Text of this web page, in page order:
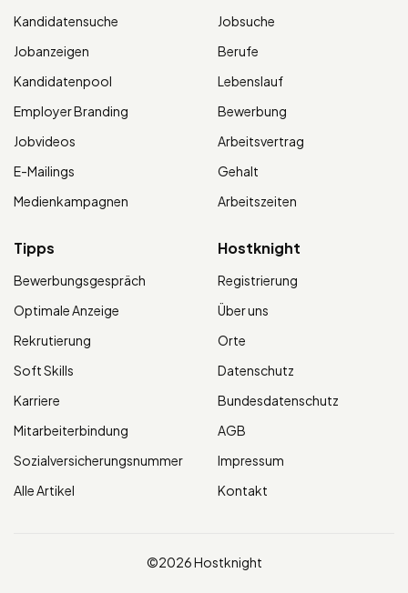
Kandidatensuche
Jobanzeigen
Kandidatenpool
Employer Branding
Jobvideos
E-Mailings
Medienkampagnen
Jobsuche
Berufe
Lebenslauf
Bewerbung
Arbeitsvertrag
Gehalt
Arbeitszeiten
Tipps
Bewerbungsgespräch
Optimale Anzeige
Rekrutierung
Soft Skills
Karriere
Mitarbeiterbindung
Sozialversicherungsnummer
Alle Artikel
Hostknight
Registrierung
Über uns
Orte
Datenschutz
Bundesdatenschutz
AGB
Impressum
Kontakt
©2026 Hostknight